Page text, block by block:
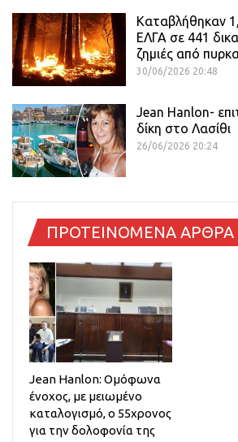
Καταβλήθηκαν
ΕΛΓΑ σε 441
ζημιές από
30/06/2026 20:48
Jean Hanlon-
δίκη στο Λασίθι
26/06/2026 20:24
ΠΡΟΤΕΙΝΟΜΕΝΑ ΑΡΘΡΑ
Jean Hanlon: Ομόφωνα
ένοχος, με μειωμένο
καταλογισμό, ο 55χρονος
για την δολοφονία της